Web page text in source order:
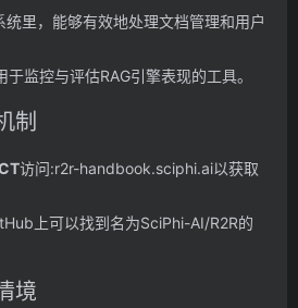
统里，能够有效地处理文档管理和用户
于监控与评估RAG引擎表现的工具。
制
访问:r2r-handbook.sciphi.ai以获取
上可以找到名为SciPhi-AI/R2R的
境